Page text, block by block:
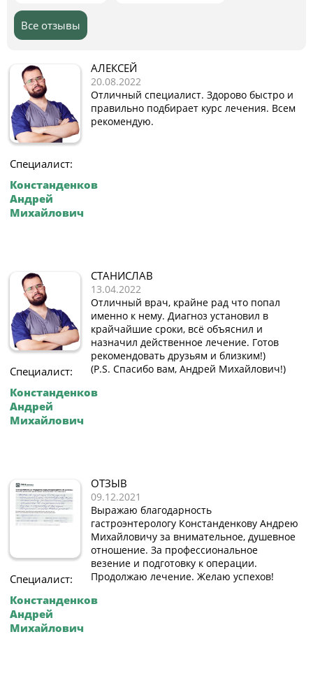
Все отзывы
Специалист:
Констанденков
Андрей
Михайлович
АЛЕКСЕЙ
20.08.2022
Отличный специалист. Здорово быстро и
правильно подбирает курс лечения. Всем
рекомендую.
Специалист:
Констанденков
Андрей
Михайлович
СТАНИСЛАВ
13.04.2022
Отличный врач, крайне рад что попал
именно к нему. Диагноз установил в
крайчайшие сроки, всё объяснил и
назначил действенное лечение. Готов
рекомендовать друзьям и близким!)
(P.S. Спасибо вам, Андрей Михайлович!)
Специалист:
Констанденков
Андрей
Михайлович
ОТЗЫВ
09.12.2021
Выражаю благодарность
гастроэнтерологу Констанденкову Андрею
Михайловичу за внимательное, душевное
отношение. За профессиональное
везение и подготовку к операции.
Продолжаю лечение. Желаю успехов!